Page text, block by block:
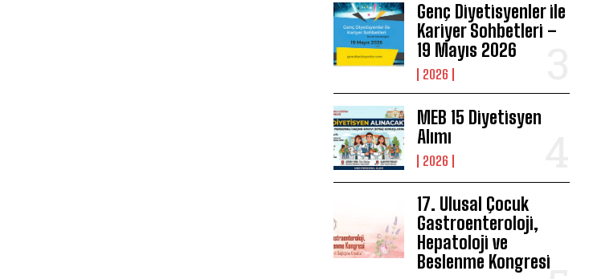
Genç Diyetisyenler ile
Kariyer Sohbetleri –
19 Mayıs 2026
2026
MEB 15 Diyetisyen
Alımı
2026
17. Ulusal Çocuk
Gastroenteroloji,
Hepatoloji ve
Beslenme Kongresi